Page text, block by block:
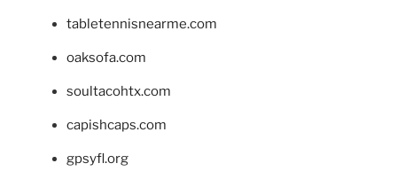
tabletennisnearme.com
oaksofa.com
soultacohtx.com
capishcaps.com
gpsyfl.org